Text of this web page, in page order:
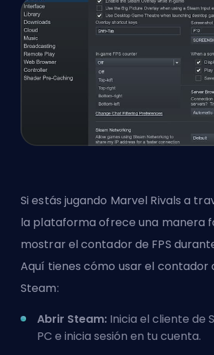
Si estás jugando Marvel Rivals a
la plataforma ofrece una manera
mostrar el contador de FPS
Aquí tienes cómo usar el contador
Steam:
Abrir Steam: Inicia el cliente de
PC e inicia sesión en tu cuenta.